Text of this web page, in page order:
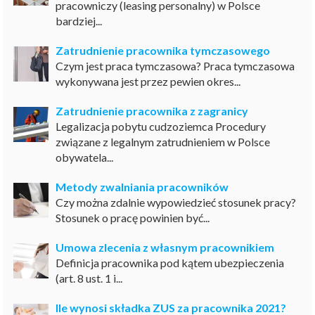
pracowniczy (leasing personalny) w Polsce
bardziej...
Zatrudnienie pracownika tymczasowego
Czym jest praca tymczasowa? Praca tymczasowa
wykonywana jest przez pewien okres...
Zatrudnienie pracownika z zagranicy
Legalizacja pobytu cudzoziemca Procedury
związane z legalnym zatrudnieniem w Polsce
obywatela...
Metody zwalniania pracowników
Czy można zdalnie wypowiedzieć stosunek pracy?
Stosunek o pracę powinien być...
Umowa zlecenia z własnym pracownikiem
Definicja pracownika pod kątem ubezpieczenia
(art. 8 ust. 1 i...
Ile wynosi składka ZUS za pracownika 2021?